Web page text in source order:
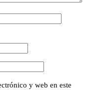
y web en este